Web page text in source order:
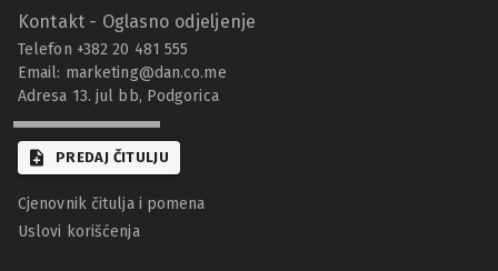
Kontakt - Oglasno odjeljenje
Telefon +382 20 481 555
Email: marketing@dan.co.me
Adresa 13. jul bb, Podgorica
PREDAJ ČITULJU
Cjenovnik čitulja i pomena
Uslovi korišćenja